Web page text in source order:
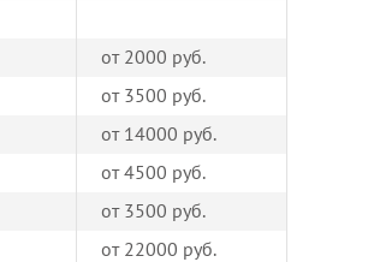
от 2000 руб.
от 3500 руб.
от 14000 руб.
от 4500 руб.
от 3500 руб.
от 22000 руб.